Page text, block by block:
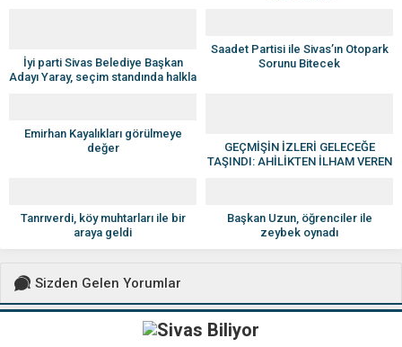
İyi parti Sivas Belediye Başkan
Adayı Yaray, seçim standında halkla
Saadet Partisi ile Sivas’ın Otopark
Sorunu Bitecek
Emirhan Kayalıkları görülmeye
değer
GEÇMİŞİN İZLERİ GELECEĞE
TAŞINDI: AHİLİKTEN İLHAM VEREN
Tanrıverdi, köy muhtarları ile bir
araya geldi
Başkan Uzun, öğrenciler ile
zeybek oynadı
Sizden Gelen Yorumlar